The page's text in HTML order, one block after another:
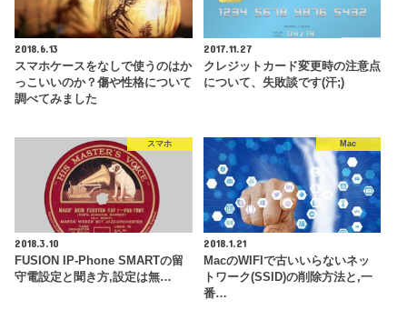
2018.6.13
スマホケースをなしで使うのはか
っこいいのか？傷や性格について
調べてみました
2017.11.27
クレジットカード変更時の注意点
について、失敗談です(汗;)
スマホ
2018.3.10
FUSION IP-Phone SMARTの留
守電設定と聞き方,設定は無…
Mac
2018.1.21
MacのWIFIで古いいらないネッ
トワーク(SSID)の削除方法と,一
番…